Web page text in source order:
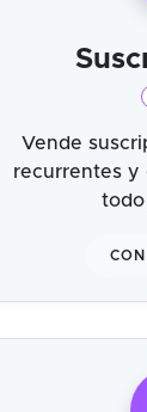
Vende
recurrentes y